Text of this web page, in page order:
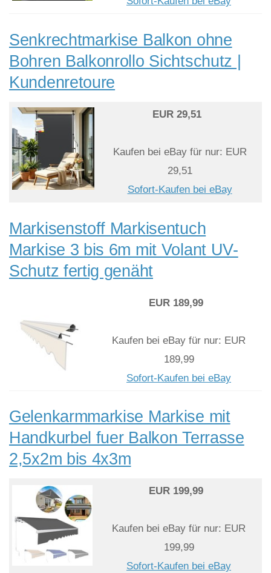
Senkrechtmarkise Balkon ohne
Bohren Balkonrollo Sichtschutz |
Kundenretoure
EUR 29,51
Kaufen bei eBay für nur: EUR
29,51
Sofort-Kaufen bei eBay
Markisenstoff Markisentuch
Markise 3 bis 6m mit Volant UV-
Schutz fertig genäht
EUR 189,99
Kaufen bei eBay für nur: EUR
189,99
Sofort-Kaufen bei eBay
Gelenkarmmarkise Markise mit
Handkurbel fuer Balkon Terrasse
2,5x2m bis 4x3m
EUR 199,99
Kaufen bei eBay für nur: EUR
199,99
Sofort-Kaufen bei eBay